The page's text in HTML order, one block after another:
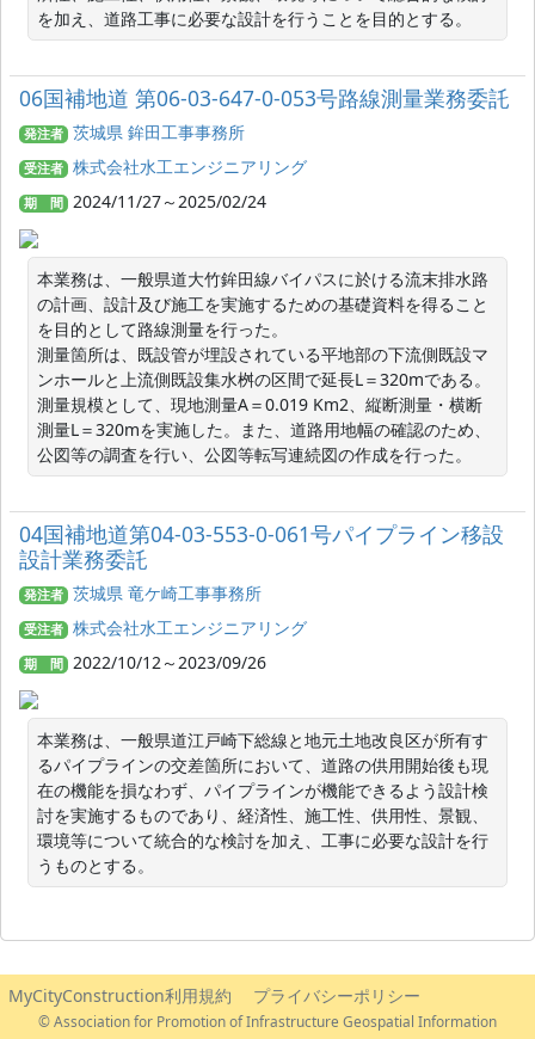
を加え、道路工事に必要な設計を行うことを目的とする。
06国補地道 第06-03-647-0-053号路線測量業務委託
発注者 茨城県 鉾田工事事務所
受注者 株式会社水工エンジニアリング
期 間 2024/11/27～2025/02/24
本業務は、一般県道大竹鉾田線バイパスに於ける流末排水路
の計画、設計及び施工を実施するための基礎資料を得ること
を目的として路線測量を行った。
測量箇所は、既設管が埋設されている平地部の下流側既設マ
ンホールと上流側既設集水桝の区間で延長L＝320mである。
測量規模として、現地測量A＝0.019 Km2、縦断測量・横断
測量L＝320mを実施した。また、道路用地幅の確認のため、
公図等の調査を行い、公図等転写連続図の作成を行った。
04国補地道第04-03-553-0-061号パイプライン移設
設計業務委託
発注者 茨城県 竜ケ崎工事事務所
受注者 株式会社水工エンジニアリング
期 間 2022/10/12～2023/09/26
本業務は、一般県道江戸崎下総線と地元土地改良区が所有す
るパイプラインの交差箇所において、道路の供用開始後も現
在の機能を損なわず、パイプラインが機能できるよう設計検
討を実施するものであり、経済性、施工性、供用性、景観、
環境等について統合的な検討を加え、工事に必要な設計を行
うものとする。
MyCityConstruction利用規約 プライバシーポリシー
© Association for Promotion of Infrastructure Geospatial Information